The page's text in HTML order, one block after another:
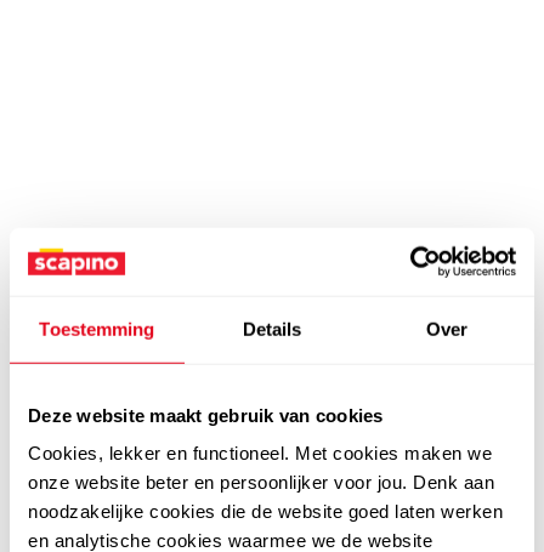
Toestemming Details Over
Deze website maakt gebruik van cookies
Cookies, lekker en functioneel. Met cookies maken we
onze website beter en persoonlijker voor jou. Denk aan
noodzakelijke cookies die de website goed laten werken
en analytische cookies waarmee we de website